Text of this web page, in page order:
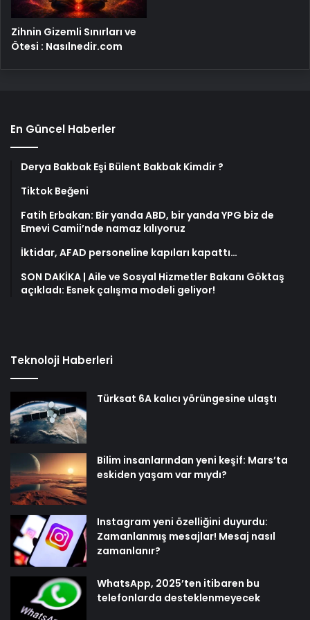
Zihnin Gizemli Sınırları ve
Ötesi : Nasılnedir.com
En Güncel Haberler
Derya Bakbak Eşi Bülent Bakbak Kimdir ?
Tiktok Beğeni
Fatih Erbakan: Bir yanda ABD, bir yanda YPG biz de
Emevi Camii’nde namaz kılıyoruz
İktidar, AFAD personeline kapıları kapattı…
SON DAKİKA | Aile ve Sosyal Hizmetler Bakanı Göktaş
açıkladı: Esnek çalışma modeli geliyor!
Teknoloji Haberleri
Türksat 6A kalıcı yörüngesine ulaştı
Bilim insanlarından yeni keşif: Mars’ta
eskiden yaşam var mıydı?
Instagram yeni özelliğini duyurdu:
Zamanlanmış mesajlar! Mesaj nasıl
zamanlanır?
WhatsApp, 2025’ten itibaren bu
telefonlarda desteklenmeyecek